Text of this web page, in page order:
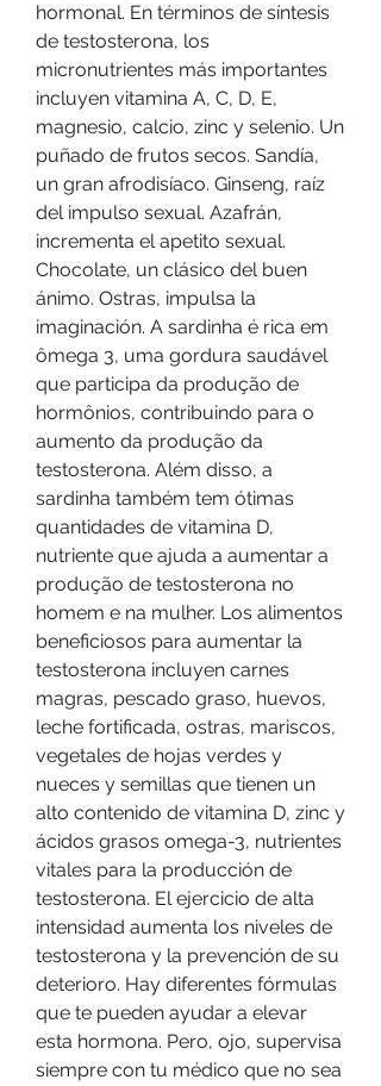
hormonal. En términos de síntesis
de testosterona, los
micronutrientes más importantes
incluyen vitamina A, C, D, E,
magnesio, calcio, zinc y selenio. Un
puñado de frutos secos. Sandía,
un gran afrodisíaco. Ginseng, raíz
del impulso sexual. Azafrán,
incrementa el apetito sexual.
Chocolate, un clásico del buen
ánimo. Ostras, impulsa la
imaginación. A sardinha é rica em
ômega 3, uma gordura saudável
que participa da produção de
hormônios, contribuindo para o
aumento da produção da
testosterona. Além disso, a
sardinha também tem ótimas
quantidades de vitamina D,
nutriente que ajuda a aumentar a
produção de testosterona no
homem e na mulher. Los alimentos
beneficiosos para aumentar la
testosterona incluyen carnes
magras, pescado graso, huevos,
leche fortificada, ostras, mariscos,
vegetales de hojas verdes y
nueces y semillas que tienen un
alto contenido de vitamina D, zinc y
ácidos grasos omega-3, nutrientes
vitales para la producción de
testosterona. El ejercicio de alta
intensidad aumenta los niveles de
testosterona y la prevención de su
deterioro. Hay diferentes fórmulas
que te pueden ayudar a elevar
esta hormona. Pero, ojo, supervisa
siempre con tu médico que no sea